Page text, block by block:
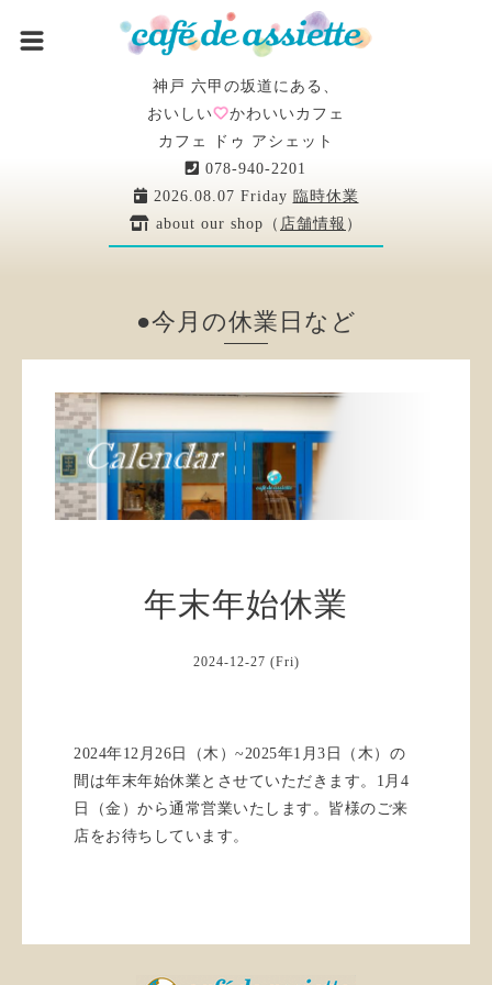
神戸 六甲の坂道にある、
おいしい
かわいいカフェ
カフェ ドゥ アシェット
078-940-2201
2026.08.07 Friday 臨時休業
about our shop（ 店舗情報 ）
●今月の休業日など
年末年始休業
2024-12-27 (Fri)
2024年12月26日（木）~2025年1月3日（木）の
間は年末年始休業とさせていただきます。1月4
日（金）から通常営業いたします。皆様のご来
店をお待ちしています。